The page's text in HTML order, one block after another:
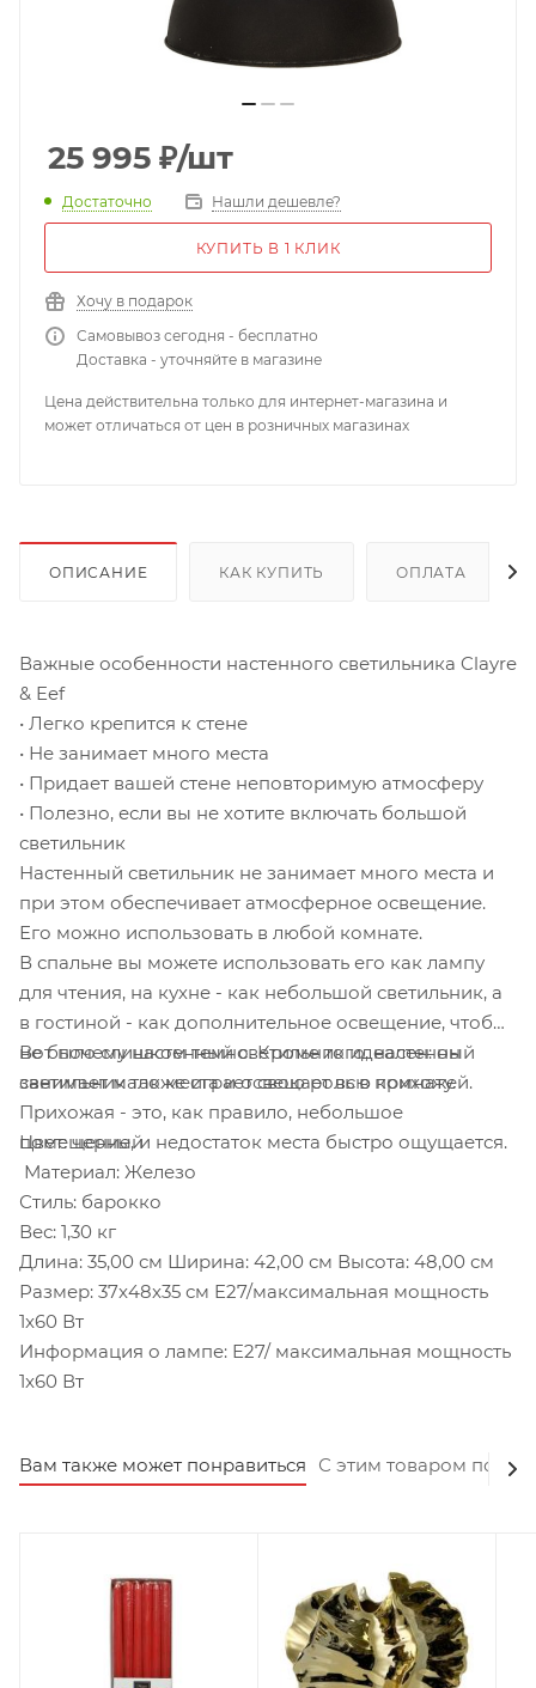
25 995 ₽/шт
Достаточно Нашли дешевле?
КУПИТЬ В 1 КЛИК
Хочу в подарок
Самовывоз сегодня - бесплатно
Доставка - уточняйте в магазине
Цена действительна только для интернет-магазина и
может отличаться от цен в розничных магазинах
ОПИСАНИЕ КАК КУПИТЬ ОПЛАТА
Важные особенности настенного светильника Clayre
& Eef
• Легко крепится к стене
• Не занимает много места
• Придает вашей стене неповторимую атмосферу
• Полезно, если вы не хотите включать большой
светильник
Настенный светильник не занимает много места и
при этом обеспечивает атмосферное освещение.
Его можно использовать в любой комнате.
В спальне вы можете использовать его как лампу
для чтения, на кухне - как небольшой светильник, а
в гостиной - как дополнительное освещение, чтобы
не было слишком темно. Кроме того, настенный
светильник также играет свою роль в прихожей.
Прихожая - это, как правило, небольшое
помещение, и недостаток места быстро ощущается.
Вот почему настенный светильник идеален: он
занимает мало места и освещает всю комнату.
Цвет: черный
Материал: Железо
Стиль: барокко
Вес: 1,30 кг
Длина: 35,00 см Ширина: 42,00 см Высота: 48,00 см
Размер: 37x48x35 см E27/максимальная мощность
1x60 Вт
Информация о лампе: E27/ максимальная мощность
1x60 Вт
Вам также может понравиться С этим товаром